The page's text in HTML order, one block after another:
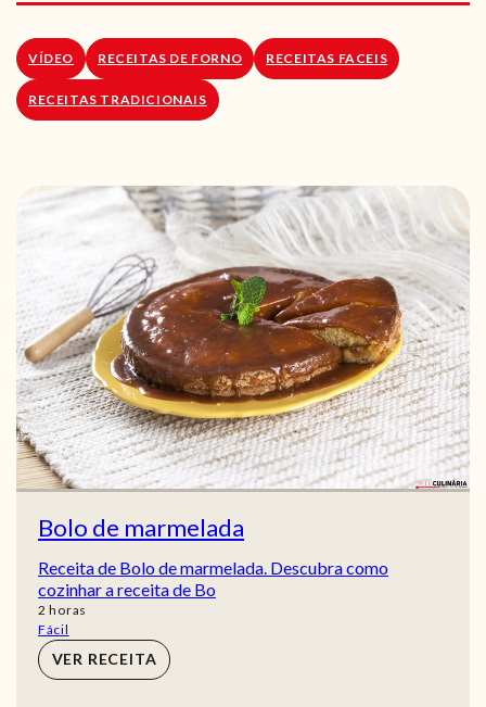
LOJA ONLINE
VÍDEO RECEITAS DE FORNO RECEITAS FACEIS
RECEITAS TRADICIONAIS
Bolo de marmelada
Receita de Bolo de marmelada. Descubra como
cozinhar a receita de Bo
2 horas
horas
Fácil
VER RECEITA